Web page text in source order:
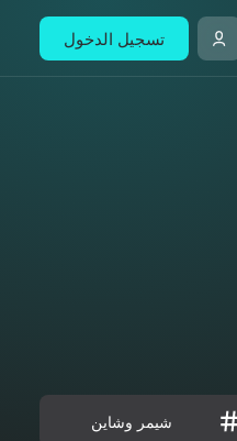
تسجيل الدخول
شيمر وشاين